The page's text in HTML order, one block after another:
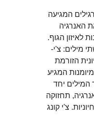
המגיעה
האנרגיה
לאיזון הגוף.
מילים: צ'י-
הזורמת
המגיע
המילים יחד
תחזוקה
צ'י קונג